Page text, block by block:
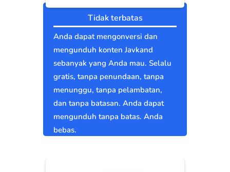
Tidak terbatas
Anda dapat mengonversi dan
mengunduh konten Javkand
sebanyak yang Anda mau. Selalu
gratis, tanpa penundaan, tanpa
menunggu, tanpa pelambatan,
dan tanpa batasan. Anda dapat
mengunduh tanpa batas. Anda
bebas.